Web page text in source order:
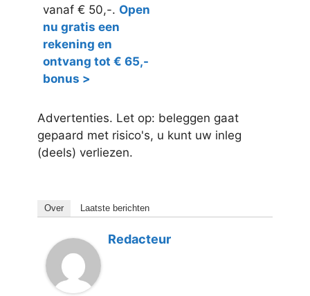
vanaf € 50,-. Open
nu gratis een
rekening en
ontvang tot € 65,-
bonus >
Advertenties. Let op: beleggen gaat
gepaard met risico's, u kunt uw inleg
(deels) verliezen.
Over Laatste berichten
Redacteur